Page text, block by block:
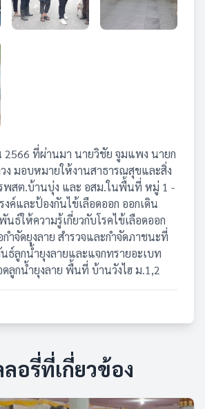
ที่ผ่านมา นายวิชัย จูมแพง นายก
ง มอบหมายให้งานสาธารณสุขและสิ่ง
พสต.บ้านบุ่ง และ อสม.ในพื้นที่ หมู่ 1 -
งค์และป้องกันไข้เลือดออก ออกเดิน
ธ์ให้ความรู้เกี่ยวกับโรคไข้เลือดออก
จัดยุงลาย สำรวจและกำจัดภาชนะที่
ธ์ลูกน้ำยุงลายและแจกทรายอะเบท
ลูกน้ำยุงลาย พื้นที่ บ้านวังไฮ ม.1,2
อรี่ที่เกี่ยวข้อง